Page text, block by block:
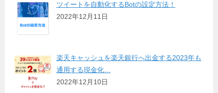
ツイートを自動化するBotの設定方法！
2022年12月11日
楽天キャッシュを楽天銀行へ出金する2023年も
通用する現金化…
2022年12月10日